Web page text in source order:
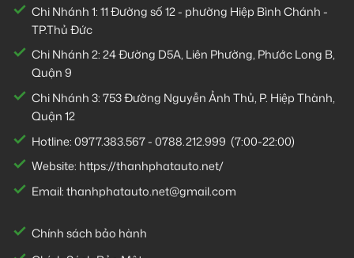
Chi Nhánh 1:11 Đường số 12 - phường Hiệp Bình Chánh -
TP.Thủ Đức
Chi Nhánh 2:24 Đường D5A, Liên Phường, Phước Long B,
Quận 9
Chi Nhánh 3:753 Đường Nguyễn Ảnh Thủ, P. Hiệp Thành,
Quận 12
Hotline:0977.383.567-0788.212.999 (7:00-22:00)
Website: https://thanhphatauto.net/
Email:thanhphatauto.net@gmail.com
Chính sách bảo hành